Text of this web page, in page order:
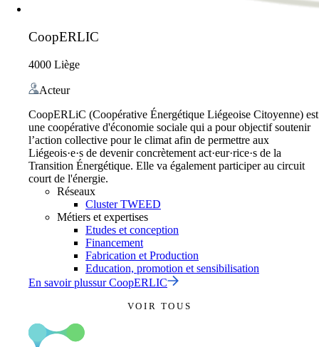
CoopERLIC
4000 Liège
Acteur
CoopERLiC (Coopérative Énergétique Liégeoise Citoyenne) est
une coopérative d'économie sociale qui a pour objectif soutenir
l’action collective pour le climat afin de permettre aux
Liégeois·e·s de devenir concrètement act·eur·rice·s de la
Transition Énergétique. Elle va également participer au circuit
court de l'énergie.
Réseaux
Cluster TWEED
Métiers et expertises
Etudes et conception
Financement
Fabrication et Production
Education, promotion et sensibilisation
En savoir plussurCoopERLIC
VOIR TOUS